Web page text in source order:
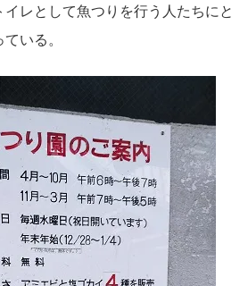
レとして魚つりを行う人たちにと
いる。